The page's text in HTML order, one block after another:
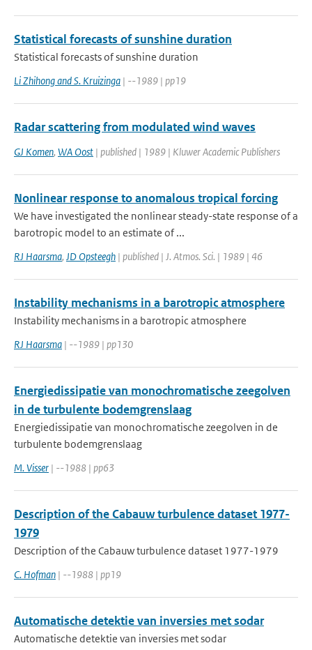
Statistical forecasts of sunshine duration
Statistical forecasts of sunshine duration
Li Zhihong and S. Kruizinga | --1989 | pp19
Radar scattering from modulated wind waves
GJ Komen, WA Oost | published | 1989 | Kluwer Academic Publishers
Nonlinear response to anomalous tropical forcing
We have investigated the nonlinear steady-state response of a
barotropic model to an estimate of ...
RJ Haarsma, JD Opsteegh | published | J. Atmos. Sci. | 1989 | 46
Instability mechanisms in a barotropic atmosphere
Instability mechanisms in a barotropic atmosphere
RJ Haarsma | --1989 | pp130
Energiedissipatie van monochromatische zeegolven
in de turbulente bodemgrenslaag
Energiedissipatie van monochromatische zeegolven in de
turbulente bodemgrenslaag
M. Visser | --1988 | pp63
Description of the Cabauw turbulence dataset 1977-
1979
Description of the Cabauw turbulence dataset 1977-1979
C. Hofman | --1988 | pp19
Automatische detektie van inversies met sodar
Automatische detektie van inversies met sodar